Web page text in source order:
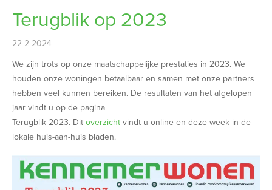
Terugblik op 2023
22-2-2024
We zijn trots op onze maatschappelijke prestaties in 2023. We
houden onze woningen betaalbaar en samen met onze partners
hebben veel kunnen bereiken. De resultaten van het afgelopen
jaar vindt u op de pagina
Terugblik 2023. Dit overzicht vindt u online en deze week in de
lokale huis-aan-huis bladen.